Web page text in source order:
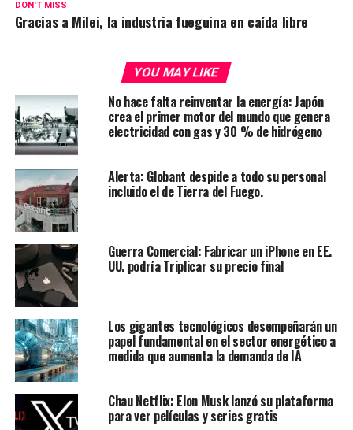
DON'T MISS
Gracias a Milei, la industria fueguina en caída libre
YOU MAY LIKE
No hace falta reinventar la energía: Japón
crea el primer motor del mundo que genera
electricidad con gas y 30 % de hidrógeno
Alerta: Globant despide a todo su personal
incluido el de Tierra del Fuego.
Guerra Comercial: Fabricar un iPhone en EE.
UU. podría Triplicar su precio final
Los gigantes tecnológicos desempeñarán un
papel fundamental en el sector energético a
medida que aumenta la demanda de IA
Chau Netflix: Elon Musk lanzó su plataforma
para ver películas y series gratis